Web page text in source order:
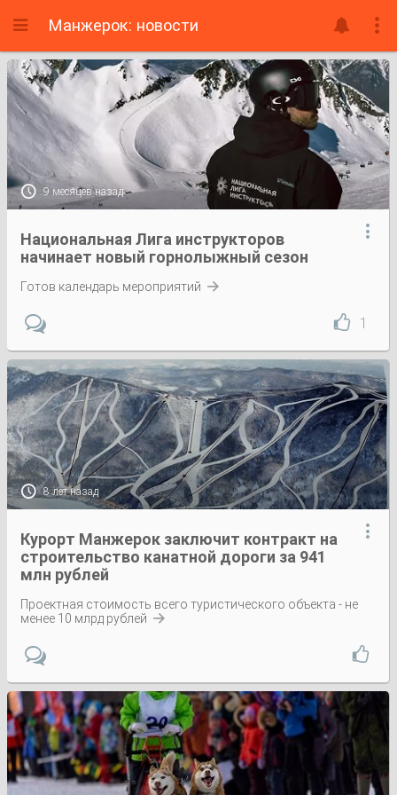
Манжерок: новости
 9 месяцев назад

Национальная Лига инструкторов
начинает новый горнолыжный сезон
Готов календарь мероприятий 
1
 8 лет назад

Курорт Манжерок заключит контракт на
строительство канатной дороги за 941
млн рублей
Проектная стоимость всего туристического объекта - не
менее 10 млрд рублей 